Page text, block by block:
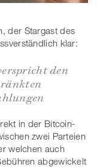
der Stargast des
klar:
den
in der Bitcoin-
zwei Parteien
welchen auch
abgewickelt